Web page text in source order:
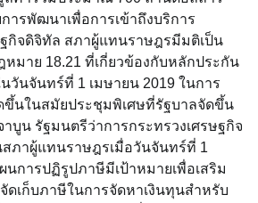
ารพัฒนาเพื่อการเข้าถึงบริการ
ฐกิจดิจิทัล สภาผู้แทนราษฎรมีมติเป็น
หมาย 18.21 ที่เกี่ยวข้องกับหลักประกัน
นจันทร์ที่ 1 เมษายน 2019 ในการ
นในสมัยประชุมพิเศษที่รัฐบาลจัดขึ้น
บูน รัฐมนตรีว่าการกระทรวงเศรษฐกิจ
ภาผู้แทนราษฎรเมื่อวันจันทร์ที่ 1
นการปฏิรูปภาษีมีเป้าหมายเพื่อเสริม
ดเก็บภาษีในการจัดหาเงินทุนสำหรับ